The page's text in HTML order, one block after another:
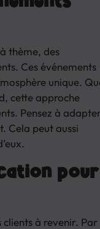
thème, des
Ces événements
unique.
cette approche
Pensez à
Cela peut aussi
pour
à revenir. Par